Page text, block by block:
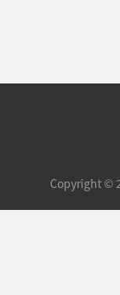
Copyright ©